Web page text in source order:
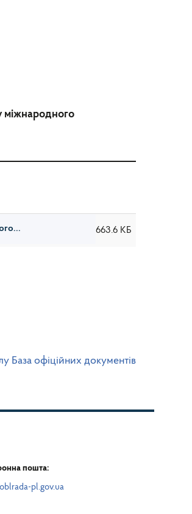
міжнародного
663.6 КБ
База офіційних документів
пошта:
pl.gov.ua